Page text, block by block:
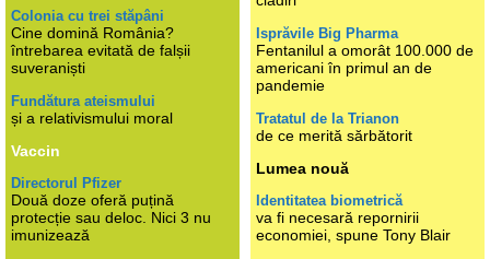
Colonia cu trei stăpâni
Cine domină România?
întrebarea evitată de falșii
suveraniști
Fundătura ateismului
și a relativismului moral
Vaccin
Directorul Pfizer
Două doze oferă puțină
protecție sau deloc. Nici 3 nu
imunizează
Isprăvile Big Pharma
Fentanilul a omorât 100.000 de
americani în primul an de
pandemie
Tratatul de la Trianon
de ce merită sărbătorit
Lumea nouă
Identitatea biometrică
va fi necesară repornirii
economiei, spune Tony Blair